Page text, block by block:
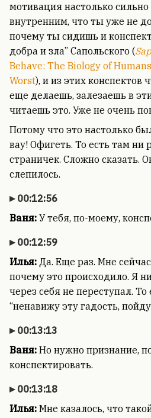
мотивация настолько
внутренним, что ты уже не
почему ты сидишь и
добра и зла” Сапольского (
Behave: The Biology of
Worst), и из этих конспектов
еще делаешь, залезаешь в
читаешь это. Уже не очень
Потому что это настолько
вау! Офигеть. То есть там ни
страничек. Сложно сказать.
слепилось.
00:12:56
Ваня: У тебя, по-моему,
00:12:59
Илья: Да. Еще раз. Мне
почему это происходило. Я
через себя не переступал.
“ненавижу эту гадость,
00:13:13
Ваня: Но нужно признание,
конспектировать.
00:13:18
Илья: Мне казалось, что